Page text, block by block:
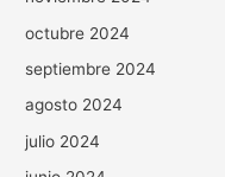
octubre 2024
septiembre 2024
agosto 2024
julio 2024